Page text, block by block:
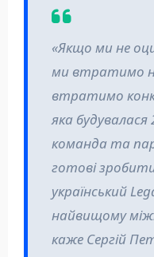
«Якщо ми не
ми втратимо
втратимо
яка
команда та
готові
український
найвищому
каже Сергій